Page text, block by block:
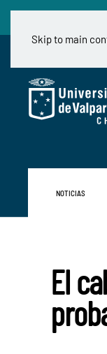
Skip to main
NOTICIAS
El